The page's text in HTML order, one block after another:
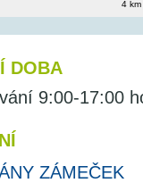
4 km
DOBA
9:00-17:00
ZÁMEČEK